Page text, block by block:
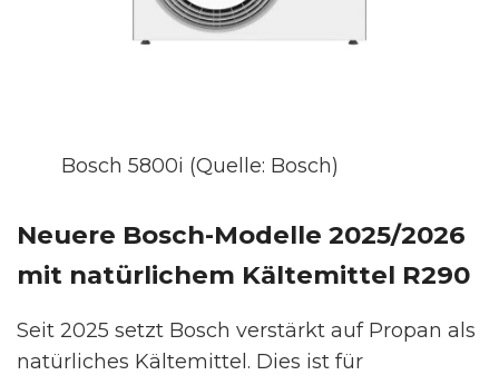
Bosch 5800i (Quelle: Bosch)
Neuere Bosch-Modelle 2025/2026
mit natürlichem Kältemittel R290
Seit 2025 setzt Bosch verstärkt auf Propan als
natürliches Kältemittel. Dies ist für